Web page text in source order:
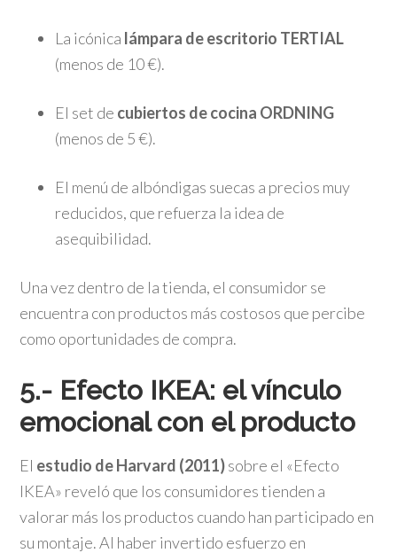
La icónica lámpara de escritorio TERTIAL
(menos de 10 €).
El set de cubiertos de cocina ORDNING
(menos de 5 €).
El menú de albóndigas suecas a precios muy
reducidos, que refuerza la idea de
asequibilidad.
Una vez dentro de la tienda, el consumidor se
encuentra con productos más costosos que percibe
como oportunidades de compra.
5.- Efecto IKEA: el vínculo
emocional con el producto
El estudio de Harvard (2011)sobre el «Efecto
IKEA» reveló que los consumidores tienden a
valorar más los productos cuando han participado en
su montaje. Al haber invertido esfuerzo en